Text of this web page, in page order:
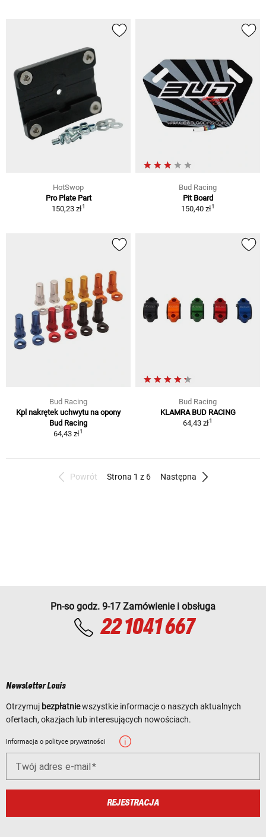
HotSwop
Pro Plate Part
150,23 zł1
Bud Racing
Pit Board
150,40 zł1
Bud Racing
Kpl nakrętek uchwytu na opony
Bud Racing
64,43 zł1
Bud Racing
KLAMRA BUD RACING
64,43 zł1
Powrót Strona 1 z 6 Następna
Pn-so godz. 9-17 Zamówienie i obsługa
22 1041 667
Newsletter Louis
Otrzymuj bezpłatniewszystkie informacje o naszych aktualnych
ofertach, okazjach lub interesujących nowościach.
Informacja o polityce prywatności
Twój adres e-mail
REJESTRACJA